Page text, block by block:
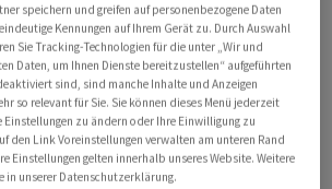
Zuwachs von
Betrieben fand im
im Espace Mittelland (+22%)
in der Nordwestschweiz (beide
sowie das Tessin
geringsten Anstieg (beide +9%).
speichern und greifen auf personenbezogene Daten
Kennungen auf Ihrem Gerät zu. Durch Auswahl
Sie Tracking-Technologien für die unter „Wir und
Daten, um Ihnen Dienste bereitzustellen“ aufgeführten
sind, sind manche Inhalte und Anzeigen
so relevant für Sie. Sie können dieses Menü jederzeit
Einstellungen zu ändern oder Ihre Einwilligung zu
den Link Voreinstellungen verwalten am unteren Rand
Einstellungen gelten innerhalb unseres Website. Weitere
in unserer Datenschutzerklärung.